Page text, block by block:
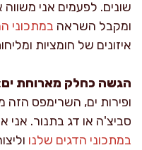
שונים. לפעמים אני
ומקבל השראה במתכוני
איזונים של חומציות
הגשה כחלק מארוחת ים
ופירות ים, השרימפס הזה
סביצ'ה או דג בתנור. אני
במתכוני הדגים שלנו